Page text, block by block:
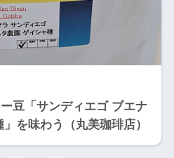
豆「サンディエゴ ブエナ
を味わう（丸美珈琲店）